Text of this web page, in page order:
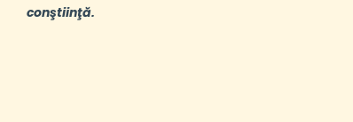
conştiinţă.